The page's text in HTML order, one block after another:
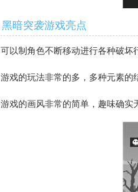
黑暗突袭游戏亮点
可以制角色不断移动进行各种破坏
游戏的玩法非常的多，多种元素的
游戏的画风非常的简单，趣味确实